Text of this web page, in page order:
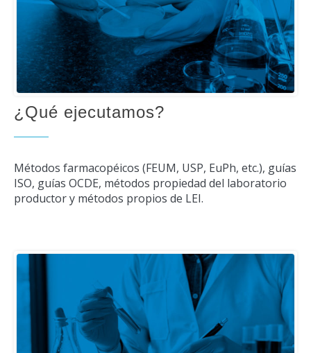
¿Qué ejecutamos?
Métodos farmacopéicos (FEUM, USP, EuPh, etc.), guías
ISO, guías OCDE, métodos propiedad del laboratorio
productor y métodos propios de LEI.